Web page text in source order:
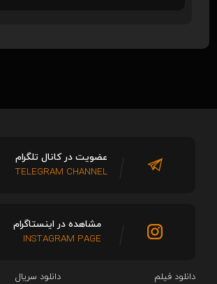
دانلود فیلم
دانلود سریال‌
عضویت در کانال تلگرام
TELEGRAM CHANNEL
مشاهده در اینستاگرام
INSTAGRAM PAGE